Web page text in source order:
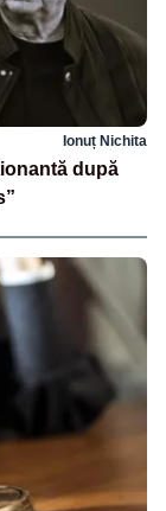
Ionuț Nichita
după